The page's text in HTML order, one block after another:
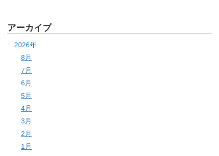
アーカイブ
2026年
8月
7月
6月
5月
4月
3月
2月
1月